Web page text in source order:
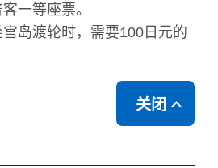
一等座票。
岛渡轮时，需要100日元的
关闭